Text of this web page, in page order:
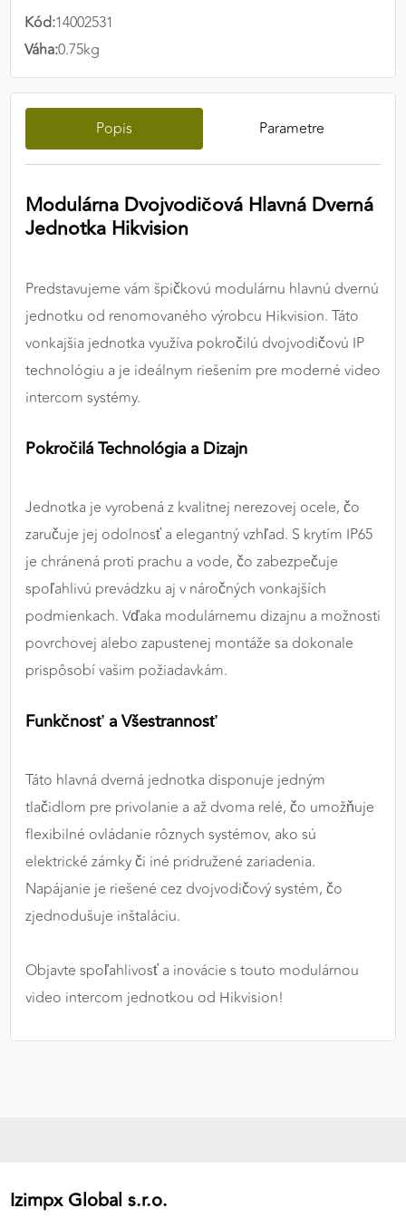
Kód:14002531
Váha:0.75kg
Popis Parametre
Modulárna Dvojvodičová Hlavná Dverná
Jednotka Hikvision
Predstavujeme vám špičkovú modulárnu hlavnú dvernú
jednotku od renomovaného výrobcu Hikvision. Táto
vonkajšia jednotka využíva pokročilú dvojvodičovú IP
technológiu a je ideálnym riešením pre moderné video
intercom systémy.
Pokročilá Technológia a Dizajn
Jednotka je vyrobená z kvalitnej nerezovej ocele, čo
zaručuje jej odolnosť a elegantný vzhľad. S krytím IP65
je chránená proti prachu a vode, čo zabezpečuje
spoľahlivú prevádzku aj v náročných vonkajších
podmienkach. Vďaka modulárnemu dizajnu a možnosti
povrchovej alebo zapustenej montáže sa dokonale
prispôsobí vašim požiadavkám.
Funkčnosť a Všestrannosť
Táto hlavná dverná jednotka disponuje jedným
tlačidlom pre privolanie a až dvoma relé, čo umožňuje
flexibilné ovládanie rôznych systémov, ako sú
elektrické zámky či iné pridružené zariadenia.
Napájanie je riešené cez dvojvodičový systém, čo
zjednodušuje inštaláciu.
Objavte spoľahlivosť a inovácie s touto modulárnou
video intercom jednotkou od Hikvision!
Izimpx Global s.r.o.
ANALYTICKÉ COOKIES
Analytické cookies nám umožňujú meranie výkonu
nášho webu. Ich pomocou určujeme počet návštev
získané pomocou týchto cookies spracovávame
anonymne a súhrnne, bez použitia identifikátorov,
ktoré ukazujú na konkrétnych používateľov nášho
výkon a funkčnosť našich stránok.
Poskytovateľ: Google
MARKETINGOVÉ COOKIES
Marketingové cookies sa používajú na sledovanie
zobrazovať cielenú a relevantnú reklamu, a to na
Google Ads
Poskytovateľ: Google